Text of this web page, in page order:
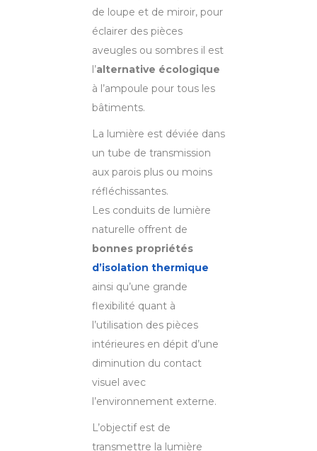
de loupe et de miroir, pour
éclairer des pièces
aveugles ou sombres il est
l’alternative écologique
à l’ampoule pour tous les
bâtiments.
La lumière est déviée dans
un tube de transmission
aux parois plus ou moins
réfléchissantes.
Les conduits de lumière
naturelle offrent de
bonnes propriétés
d’isolation thermique
ainsi qu’une grande
flexibilité quant à
l’utilisation des pièces
intérieures en dépit d’une
diminution du contact
visuel avec
l’environnement externe.
L’objectif est de
transmettre la lumière